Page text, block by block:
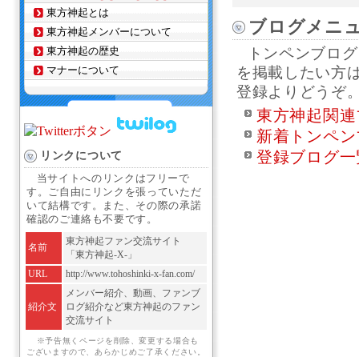
ブログメニ
トンペンブロ
を掲載したい方
登録よりどうぞ
東方神起関
新着トンペ
登録ブログ
東方神起とは
東方神起メンバーについて
東方神起の歴史
マナーについて
リンクについて
当サイトへのリンクはフリーで
す。ご自由にリンクを張っていただ
いて結構です。また、その際の承諾
確認のご連絡も不要です。
名前
東方神起ファン交流サイト
「東方神起-X-」
URL
http://www.tohoshinki-x-fan.com/
紹介文
メンバー紹介、動画、ファンブ
ログ紹介など東方神起のファン
交流サイト
※予告無くページを削除、変更する場合も
ございますので、あらかじめご了承ください。